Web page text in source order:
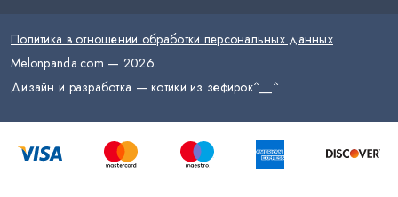
Политика в отношении обработки персональных данных
Melonpanda.com — 2026.
Дизайн и разработка — котики из зефирок^__^